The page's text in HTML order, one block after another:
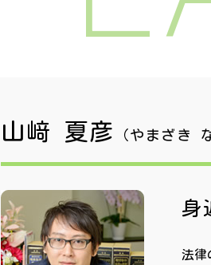
山﨑 夏彦 （やまざき
身
法律